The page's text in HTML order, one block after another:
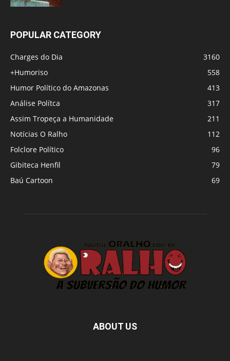
POPULAR CATEGORY
Charges do Dia
3160
+Humoriso
558
Humor Político do Amazonas
413
Análise Polítca
317
Assim Tropeça a Humanidade
211
Notícias O Ralho
112
Folclore Político
96
Gibiteca Henfil
79
Baú Cartoon
69
ABOUT US